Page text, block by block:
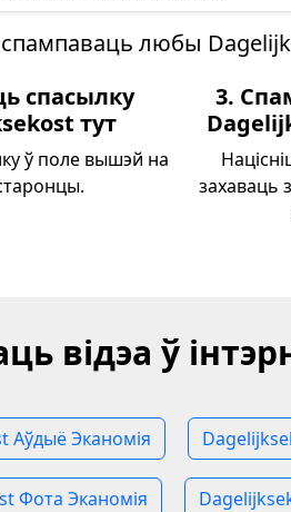
любы
спасылку
тут
ў поле вышэй на
3.
захаваць
відэа ў
Аўдыё Эканомія
Фота Эканомія